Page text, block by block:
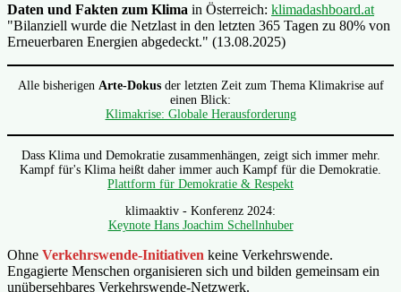
Daten und Fakten zum Klima in Österreich: klimadashboard.at
"Bilanziell wurde die Netzlast in den letzten 365 Tagen zu 80% von
Erneuerbaren Energien abgedeckt." (13.08.2025)
Alle bisherigen Arte-Dokusder letzten Zeit zum Thema Klimakrise auf
einen Blick:
Klimakrise: Globale Herausforderung
Dass Klima und Demokratie zusammenhängen, zeigt sich immer mehr.
Kampf für's Klima heißt daher immer auch Kampf für die Demokratie.
Plattform für Demokratie & Respekt
klimaaktiv - Konferenz 2024:
Keynote Hans Joachim Schellnhuber
Ohne Verkehrswende-Initiativen keine Verkehrswende.
Engagierte Menschen organisieren sich und bilden gemeinsam ein
unübersehbares Verkehrswende-Netzwerk.